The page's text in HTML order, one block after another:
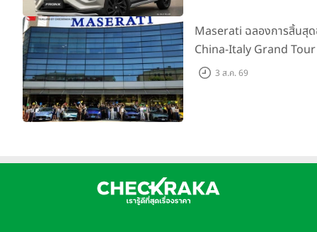
Maserati ฉลองการสิ้นสุ
China-Italy Grand
เมืองโมเดนา ประเทศอิตาลี
3 ส.ค. 69